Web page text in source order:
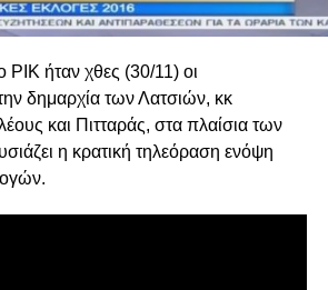
ΡΙΚ ήταν χθες (30/11) οι
δημαρχία των Λατσιών, κκ
και Πιτταράς, στα πλαίσια των
η κρατική τηλεόραση ενόψη